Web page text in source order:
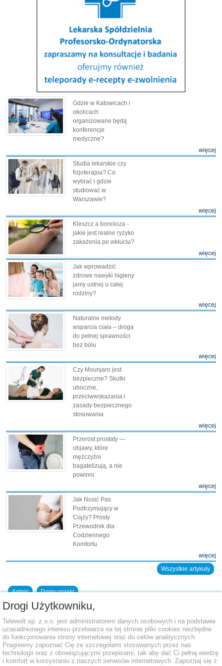
Gdzie w Katowicach i
okolicach
organizowane będą
konferencje
medyczne?
więcej
Studia lekarskie czy
fizjoterapia? Co
wybrać i gdzie
studiować w
Warszawie?
więcej
Kleszcz a borelioza -
jakie jest realne ryzyko
zakażenia po wkłuciu?
więcej
Jak wprowadzić
zdrowe nawyki higieny
jamy ustnej u całej
rodziny?
więcej
Naturalne metody
wsparcia ciała – droga
do pełnej sprawności
bez bólu
więcej
Czy Mounjaro jest
bezpieczne? Skutki
uboczne,
przeciwwskazania i
zasady bezpiecznego
stosowania
więcej
Przerost prostaty —
objawy, które
mężczyźni
bagatelizują, a nie
powinni
więcej
Jak Nosić Pas
Podtrzymujący w
Ciąży? Prosty
Przewodnik dla
Codziennego
Komfortu
więcej
Wszystkie artykuły
Apteki Domy opieki
Dodaj placówkę do bazy
Drogi Użytkowniku,
Telewolt sp. z o.o. jest administratorem danych osobowych i na podstawie
uzasadnionego interesu przetwarza na tej stronie pliki cookies niezbędne
do funkcjonowania strony internetowej oraz do celów analitycznych.
Pragniemy zapoznać Cię ze szczegółami stosowanych przez nas
technologii oraz z obowiązującymi przepisami, tak aby dać Ci pełną wiedzę
i komfort w korzystaniu z naszych serwisów internetowych. Zapoznaj się z